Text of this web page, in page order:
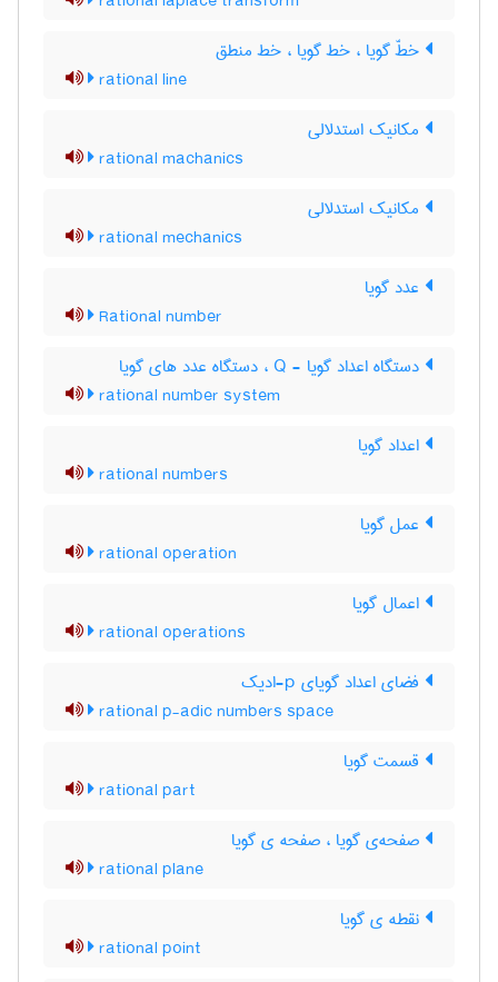
خطّ گویا ، خط گویا ، خط منطق
rational line
مکانیک استدلالی
rational machanics
مکانیک استدلالی
rational mechanics
عدد گویا
Rational number
دستگاه اعداد گویا - Q ، دستگاه عدد های گویا
rational number system
اعداد گویا
rational numbers
عمل گویا
rational operation
اعمال گویا
rational operations
فضای اعداد گویای p-ادیک
rational p-adic numbers space
قسمت گویا
rational part
صفحه‌ی گویا ، صفحه ی گویا
rational plane
نقطه ی گویا
rational point